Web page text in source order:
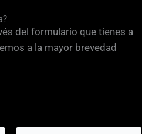
del formulario que tienes a
a la mayor brevedad